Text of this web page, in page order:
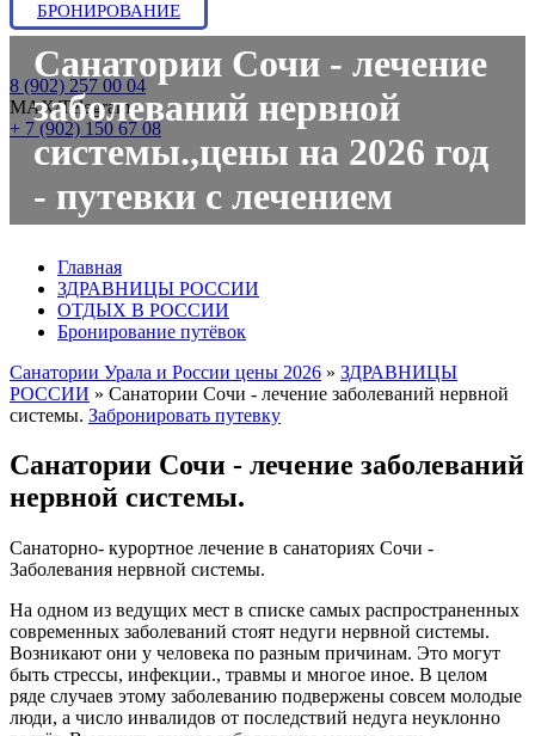
БРОНИРОВАНИЕ
8 (902) 257 00 04
МАХ/Telegram:
+ 7 (902) 150 67 08
Санатории Сочи - лечение
заболеваний нервной
системы.,цены на 2026 год
- путевки с лечением
Главная
ЗДРАВНИЦЫ РОССИИ
ОТДЫХ В РОССИИ
Бронирование путёвок
Санатории Урала и России цены 2026 » ЗДРАВНИЦЫ
РОССИИ » Санатории Сочи - лечение заболеваний нервной
системы. Забронировать путевку
Санатории Сочи - лечение заболеваний
нервной системы.
Санаторно- курортное лечение в санаториях Сочи -
Заболевания нервной системы.
На одном из ведущих мест в списке самых распространенных
современных заболеваний стоят недуги нервной системы.
Возникают они у человека по разным причинам. Это могут
быть стрессы, инфекции., травмы и многое иное. В целом
ряде случаев этому заболеванию подвержены совсем молодые
люди, а число инвалидов от последствий недуга неуклонно